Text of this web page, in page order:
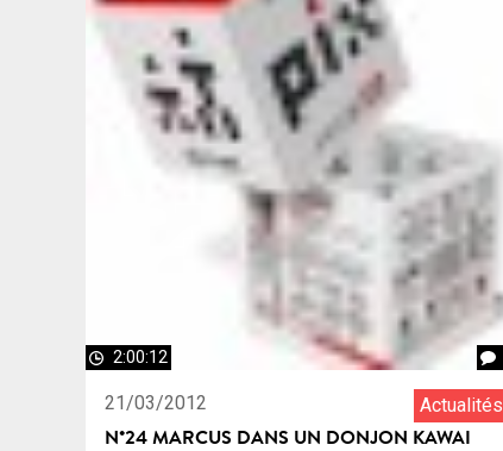
2:00:12
21/03/2012 Actualités
N°24 MARCUS DANS UN DONJON KAWAI